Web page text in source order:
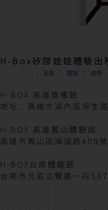
H-Box矽膠娃娃體驗出
販售 體驗 維修
H-BOX 高雄旗艦館
地址：高雄市湖內區保生
H-BOX 高雄鳳山體驗館
高雄市鳳山區海涵路408號
H-BOX台南體驗館
台南市北區立賢路一段587